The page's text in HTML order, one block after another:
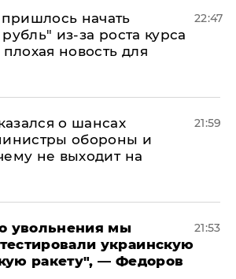
начать
из-за роста курса
новость для
22:47
о шансах
обороны и
не выходит на
21:59
увольнения мы
украинскую
ракету", — Федоров
21:53